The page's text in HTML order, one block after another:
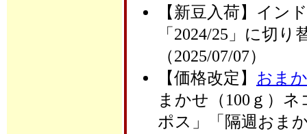
【新豆入荷】イン
「2024/25」に切
（2025/07/07）
【価格改定】 おま
まかせ（100ｇ）
ポス」「隔週おま